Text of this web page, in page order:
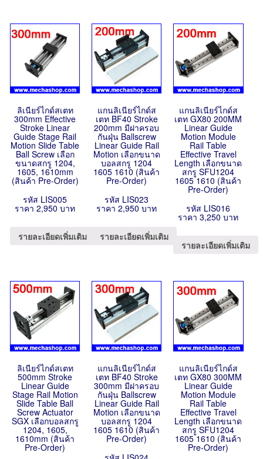
ลิเนียร์ไกด์สเตท
300mm Effective
Stroke Linear
Guide Stage Rail
Motion Slide Table
Ball Screw เลือก
ขนาดสกรู 1204,
1605, 1610mm
(สินค้า Pre-Order)
รหัส LIS005
ราคา 2,950 บาท
รายละเอียดเพิ่มเติม
แกนลิเนียร์ไกด์ส
เตท BF40 Stroke
200mm มีฝาครอบ
กันฝุ่น Ballscrew
Linear Guide Rail
Motion เลือกขนาด
บอลสกรู 1204
1605 1610 (สินค้า
Pre-Order)
รหัส LIS023
ราคา 2,950 บาท
รายละเอียดเพิ่มเติม
แกนลิเนียร์ไกด์ส
เตท GX80 200MM
Linear Guide
Motion Module
Rail Table
Effective Travel
Length เลือกขนาด
สกรู SFU1204
1605 1610 (สินค้า
Pre-Order)
รหัส LIS016
ราคา 3,250 บาท
รายละเอียดเพิ่มเติม
ลิเนียร์ไกด์สเตท
500mm Stroke
Linear Guide
Stage Rail Motion
Slide Table Ball
Screw Actuator
SGX เลือกบอลสกรู
1204, 1605,
1610mm (สินค้า
Pre-Order)
แกนลิเนียร์ไกด์ส
เตท BF40 Stroke
300mm มีฝาครอบ
กันฝุ่น Ballscrew
Linear Guide Rail
Motion เลือกขนาด
บอลสกรู 1204
1605 1610 (สินค้า
Pre-Order)
แกนลิเนียร์ไกด์ส
เตท GX80 300MM
Linear Guide
Motion Module
Rail Table
Effective Travel
Length เลือกขนาด
สกรู SFU1204
1605 1610 (สินค้า
Pre-Order)